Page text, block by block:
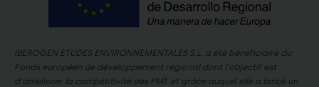
IBEROGEN ETUDES ENVIRONNEMENTALES S.L. a été bénéficiaire du
Fonds européen de développement régional dont l'objectif est
d'améliorer la compétitivité des PME et grâce auquel elle a lancé un